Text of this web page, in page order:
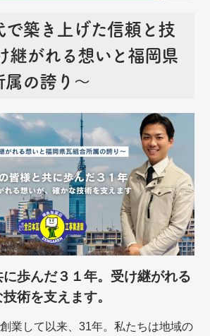
で築き上げた信頼と技
継がれる想いと福岡県
属の誇り～
歩んだ３１年。受け継がれる
術を支えます。
創業して以来、31年。私たちは地域の